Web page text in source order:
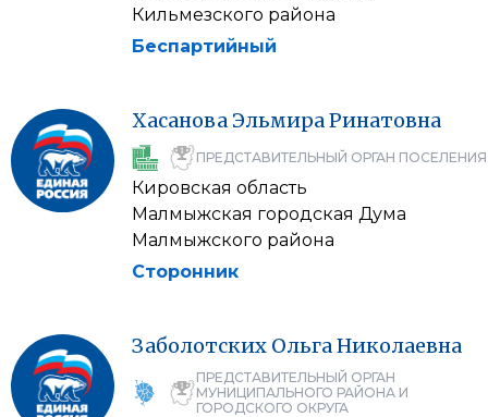
Кильмезского района
Беспартийный
Хасанова ЭльмираРинатовна
ПРЕДСТАВИТЕЛЬНЫЙ ОРГАН ПОСЕЛЕНИЯ
Кировская область
Малмыжская городская Дума
Малмыжского района
Сторонник
Заболотских ОльгаНиколаевна
ПРЕДСТАВИТЕЛЬНЫЙ ОРГАН
МУНИЦИПАЛЬНОГО РАЙОНА И
ГОРОДСКОГО ОКРУГА